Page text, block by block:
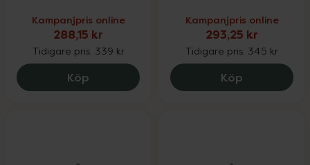
Kampanjpris online
288,15 kr
Tidigare pris: 339 kr
Köp Nicotinell 7 mg/24 timmar, 288.15 kr.
Kampanjpris online
293,25 kr
Tidigare pris: 345 kr
Köp Nicotinell